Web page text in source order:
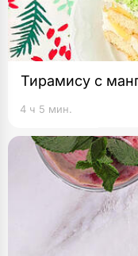
Тирамису с
4 ч 5 мин.